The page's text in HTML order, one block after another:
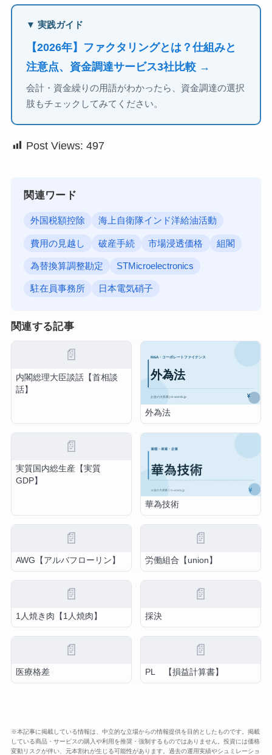
▼ 実践ガイド
【2026年】ファクタリングとは？仕組みと
注意点、資金調達サービス3社比較 →
会計・資金繰りの用語がわかったら、資金調達の選択
肢もチェックしてみてください。
Post Views: 497
関連ワード
外国税額控除 海上自衛隊インド洋給油活動
費用の見越し 破産手続 市場浸透価格 組閣
為替換算調整勘定 STMicroelectronics
駐在員事務所 日本電気硝子
関連する記事
📄
内閣総理大臣談話【首相談
話】
外為法
📄
実質国内総生産【実質
GDP】
華為技術
📄
AWG【アルバフローリン】
📄
労働組合【union】
📄
1人焼き肉【1人焼肉】
📄
採決
📄
医療格差
📄
PL 【損益計算書】
※本記事に掲載している情報は、中立的な立場からの情報提供を目的としたものです。掲載
している商品・サービスの購入や利用を推奨・強制するものではありません。投資には価格
変動リスクが伴い、元本割れが生じる可能性があります。過去の運用実績やシュミレーショ